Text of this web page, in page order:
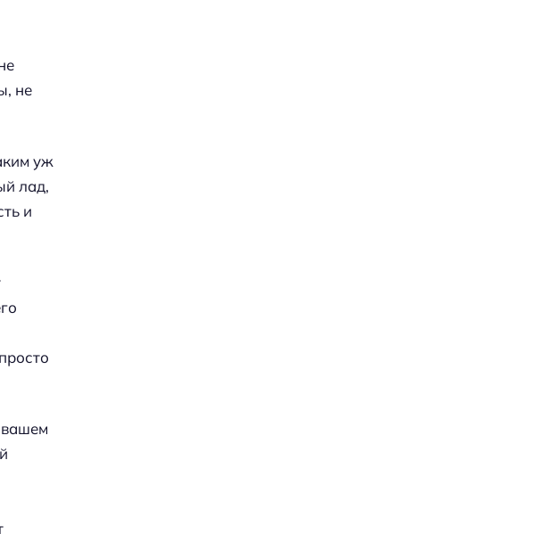
не
уж
лад,
и
вашем